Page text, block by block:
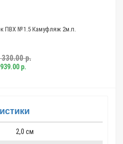
ПВХ №1.5 Камуфляж 2м.п.
р.
939.00 р.
2,0 см